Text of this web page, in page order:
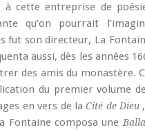
à cette entreprise de
qu’on pourrait
fut son directeur, La
aussi, dès les années
des amis du monastère.
du premier volume
en vers de laCité de Dieu
Fontaine composa une